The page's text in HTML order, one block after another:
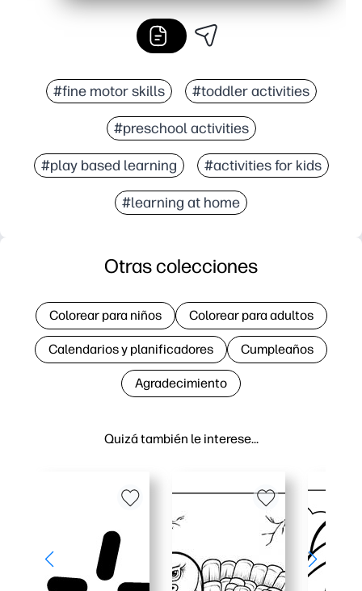
#fine motor skills #toddler activities
#preschool activities
#play based learning #activities for kids
#learning at home
Quizá también le interese…
Otras colecciones
Colorear para niños Colorear para adultos
Calendarios y planificadores Cumpleaños
Agradecimiento